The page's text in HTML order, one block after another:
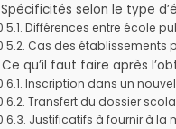
Spécificités selon le type
Différences entre école
Cas des établissements
Ce qu’il faut faire après
Inscription dans un
Transfert du dossier
Justificatifs à fournir à la